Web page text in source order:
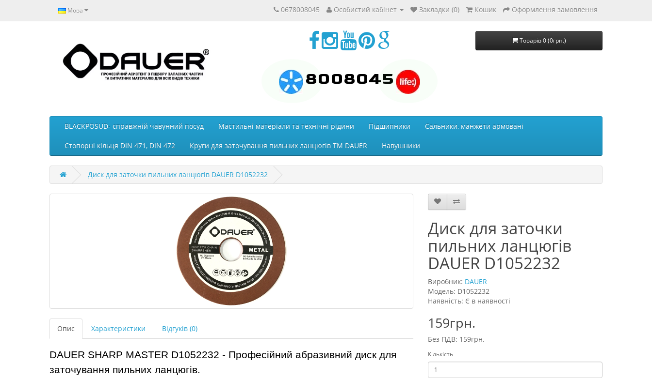
Мова 0678008045 Особистий кабінет Закладки (0) Кошик Оформлення замовлення
8008045
Товарів 0 (0грн.)
BLACKPOSUD- справжній чавунний посуд Мастильні матеріали та технічні рідини Підшипники Сальники, манжети армовані
Стопорні кільця DIN 471, DIN 472 Круги для заточування пильних ланцюгів ТМ DAUER Навушники
Диск для заточки пильних ланцюгів DAUER D1052232
Опис Характеристики Відгуків (0)
DAUER SHARP MASTER D1052232 - Професійний абразивний диск для
заточування пильних ланцюгів.
Диск для заточки
пильних ланцюгів
DAUER D1052232
Виробник: DAUER
Модель: D1052232
Наявність: Є в наявності
159грн.
Без ПДВ: 159грн.
Кількість